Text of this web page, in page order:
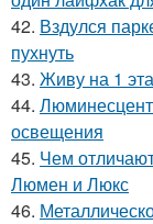
42. Вздулся
пухнуть
43. Живу на 1
44.
освещения
45. Чем
Люмен и Люкс
46.